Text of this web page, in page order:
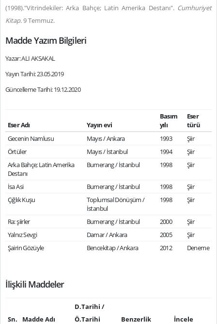
(1998)."Vitrindekiler: Arka Bahçe; Latin Amerika Destanı". Cumhuriyet
Kitap.9 Temmuz.
Madde Yazım Bilgileri
Yazar: ALI AKSAKAL
Yayın Tarihi: 23.05.2019
Güncelleme Tarihi: 19.12.2020
Eser Adı Yayın evi
Basım
yılı
Eser
türü
Gecenin Namlusu
Mayıs / Ankara 1993
Şiir
Örtüler
Mayıs / İstanbul 1994
Şiir
Arka Bahçe; Latin Amerika
Destanı
Bumerang / İstanbul 1998 Şiir
İsa Asi Bumerang / İstanbul 1998
Şiir
Çığlık Kuşu
Toplumsal Dönüşüm /
İstanbul
1998 Şiir
Ra: şiirler Bumerang / İstanbul 2000
Şiir
Yalnız Sevgi
Damar / Ankara 2005
Şiir
Şairin Gözüyle
Bencekitap / Ankara 2012 Deneme
İlişkili Maddeler
Sn. Madde Adı
D.Tarihi /
Ö.Tarihi
Benzerlik
İncele